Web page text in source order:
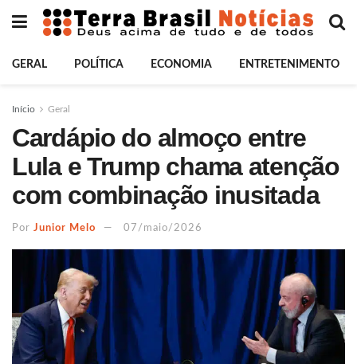
GERAL POLÍTICA ECONOMIA ENTRETENIMENTO
Início Geral
Cardápio do almoço entre
Lula e Trump chama atenção
com combinação inusitada
Por Junior Melo 07/maio/2026